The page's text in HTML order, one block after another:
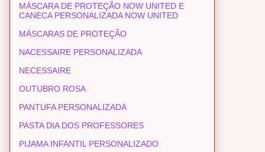
MÁSCARA DE PROTEÇÃO NOW UNITED E
CANECA PERSONALIZADA NOW UNITED
MÁSCARAS DE PROTEÇÃO
NACESSAIRE PERSONALIZADA
NECESSAIRE
OUTUBRO ROSA
PANTUFA PERSONALIZADA
PASTA DIA DOS PROFESSORES
PIJAMA INFANTIL PERSONALIZADO